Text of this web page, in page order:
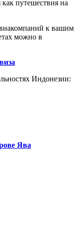
как путешествия на
к вашим
можно в
Индонезии:
Ява